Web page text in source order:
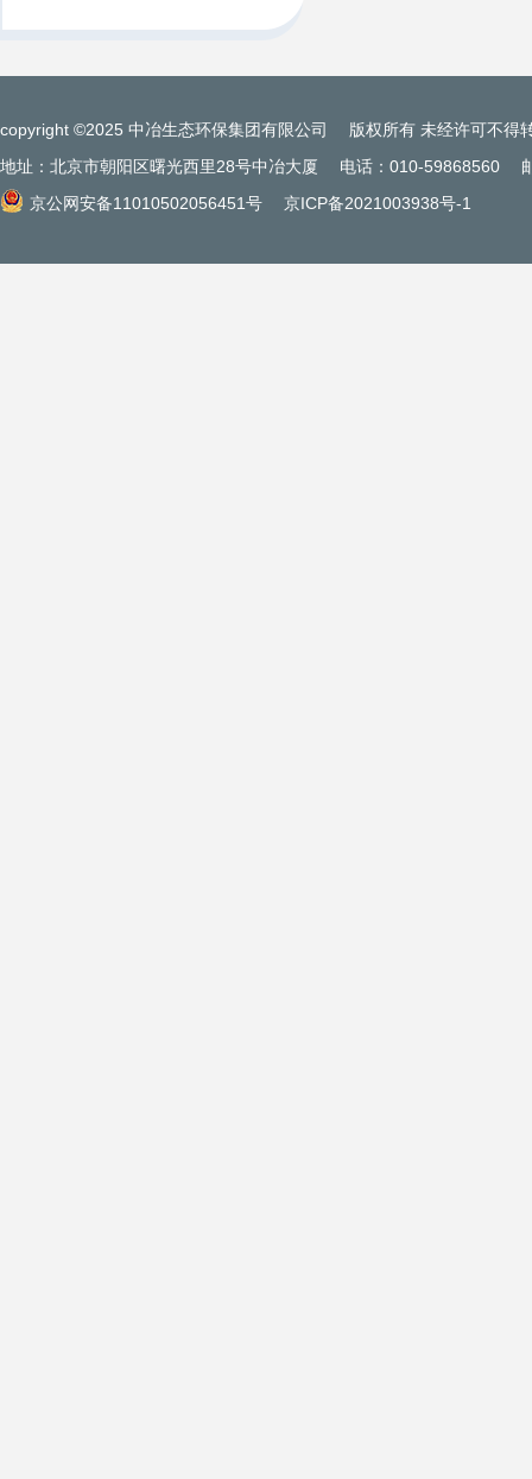
copyright ©2025 中冶生态环保集团有限公司
版权所有 未经许可不得
地址：北京市朝阳区曙光西里28号中冶大厦
电话：010-59868560
京公网安备11010502056451号
京ICP备2021003938号-1